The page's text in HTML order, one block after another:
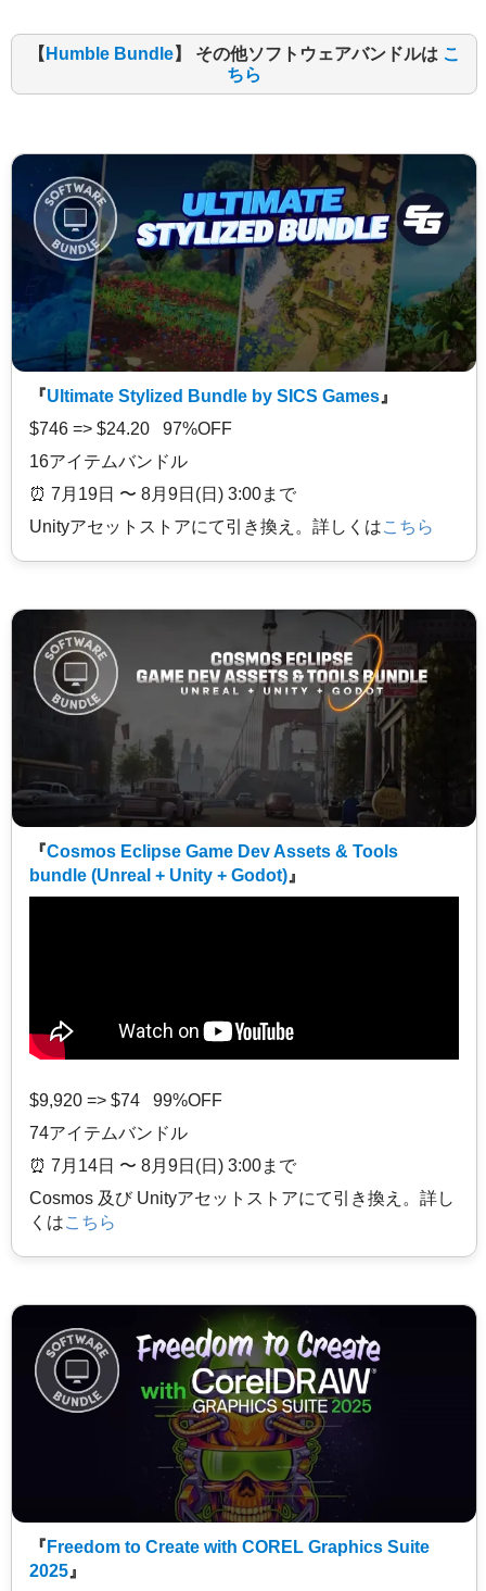
【 Humble Bundle】 その他ソフトウェアバンドルは こ
ちら
『Ultimate Stylized Bundle by SICS Games 』
$746 => $24.20 97%OFF
16アイテムバンドル
⏰️ 7月19日 〜 8月9日(日) 3:00まで
Unityアセットストアにて引き換え。詳しくはこちら
『Cosmos Eclipse Game Dev Assets & Tools
bundle (Unreal + Unity + Godot) 』
$9,920 => $74 99%OFF
74アイテムバンドル
⏰️ 7月14日 〜 8月9日(日) 3:00まで
Cosmos 及び Unityアセットストアにて引き換え。詳し
くはこちら
『 Freedom to Create with COREL Graphics Suite
2025 』